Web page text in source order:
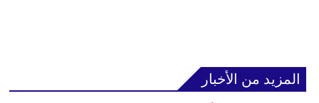
المزيد من الأخبار